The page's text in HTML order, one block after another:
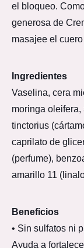
el bloqueo.
generosa de
masajee el
Ingredientes
Vaselina, cera
moringa
tinctorius
caprilato de
(perfume),
amarillo 11
Beneficios
• Sin sulfatos ni
Ayuda a